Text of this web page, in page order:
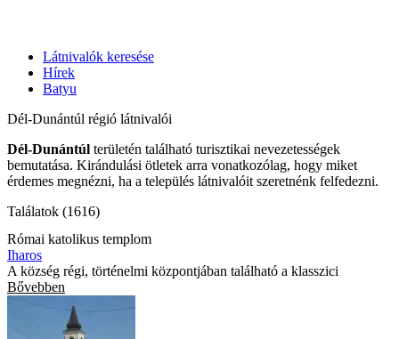
Látnivalók keresése
Hírek
Batyu
Dél-Dunántúl régió látnivalói
Dél-Dunántúl területén található turisztikai nevezetességek
bemutatása. Kirándulási ötletek arra vonatkozólag, hogy miket
érdemes megnézni, ha a település látnivalóit szeretnénk felfedezni.
Találatok (1616)
Római katolikus templom
Iharos
A község régi, történelmi központjában található a klasszici
Bővebben